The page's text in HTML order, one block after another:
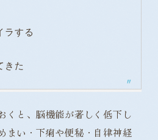
ラする
きた
くと、脳機能が著しく低下し
まい・下痢や便秘・自律神経